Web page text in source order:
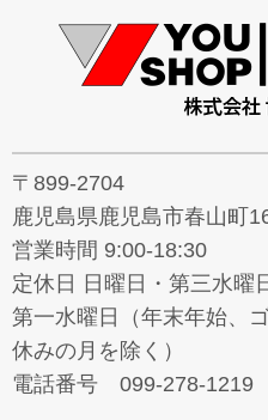
〒899-2704
鹿児島県鹿児島市春山町
営業時間 9:00-18:30
定休日 日曜日・第三水曜
第一水曜日（年末年始、
休みの月を除く）
電話番号 099-278-1219